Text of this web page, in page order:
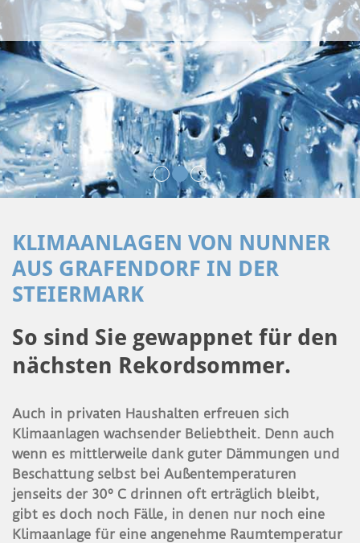
KLIMAANLAGEN VON NUNNER
AUS GRAFENDORF IN DER
STEIERMARK
So sind Sie gewappnet für den
nächsten Rekordsommer.
Auch in privaten Haushalten erfreuen sich
Klimaanlagen wachsender Beliebtheit. Denn auch
wenn es mittlerweile dank guter Dämmungen und
Beschattung selbst bei Außentemperaturen
jenseits der 30º C drinnen oft erträglich bleibt,
gibt es doch noch Fälle, in denen nur noch eine
Klimaanlage für eine angenehme Raumtemperatur